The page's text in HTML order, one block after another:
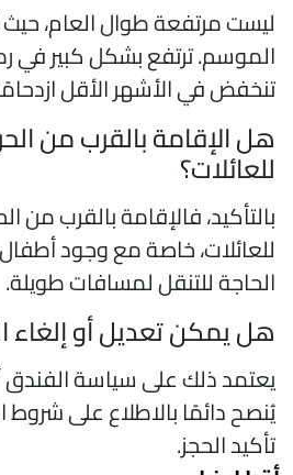
مرتفعة طوال العام، حيث
ترتفع بشكل كبير في
في الأشهر الأقل
الإقامة بالقرب من
فالإقامة بالقرب من
خاصة مع وجود أطفال
للتنقل لمسافات طويلة.
يمكن تعديل أو إلغاء
ذلك على سياسة الفندق
دائمًا بالاطلاع على شروط
الحجز.